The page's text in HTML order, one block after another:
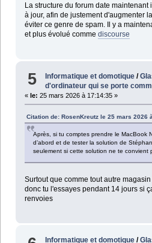
La structure du forum date maintenant
à jour, afin de justement d'augmenter
éviter ce genre de spam. Il y a
et plus évolué comme discourse
5 Informatique et domotique /
d'ordinateur qui se porte
« le: 25 mars 2026 à 17:14:35 »
Citation de: RosenKreutz le 25 mars 2026
Après, si tu comptes prendre le MacBook
d’abord et de tester la solution de
seulement si cette solution ne te convient
Surtout que comme tout autre
donc tu l'essayes pendant 14 jours si
renvoies
Informatique et domotique /